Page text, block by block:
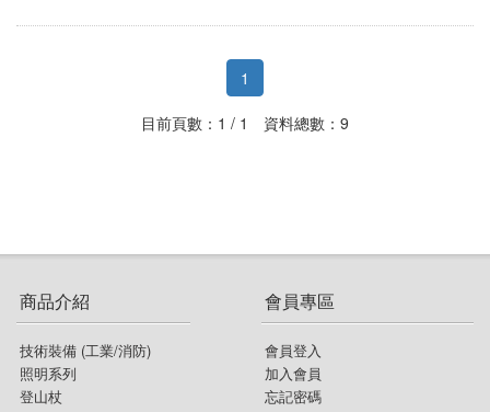
1
目前頁數：1 / 1 資料總數：9
商品介紹
技術裝備 (工業/消防)
照明系列
登山杖
會員專區
會員登入
加入會員
忘記密碼